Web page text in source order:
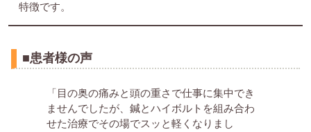
特徴です。
■患者様の声
「目の奥の痛みと頭の重さで仕事に集中でき
ませんでしたが、鍼とハイボルトを組み合わ
せた治療でその場でスッと軽くなりまし